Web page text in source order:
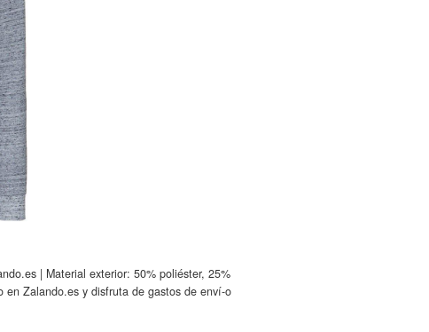
| Material exterior: 50% poliéster, 25%
en Zalando.es y disfruta de gastos de enví-o